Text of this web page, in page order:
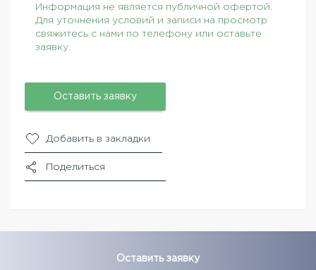
Информация не является публичной офертой.
Для уточнения условий и записи на просмотр
свяжитесь с нами по телефону или оставьте
заявку.
Оставить заявку
Добавить в закладки
Поделиться
Оставить заявку